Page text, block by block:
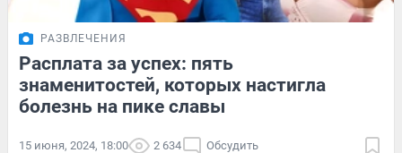
РАЗВЛЕЧЕНИЯ
Расплата за успех: пять
знаменитостей, которых настигла
болезнь на пике славы
15 июня, 2024, 18:00 2 634 Обсудить